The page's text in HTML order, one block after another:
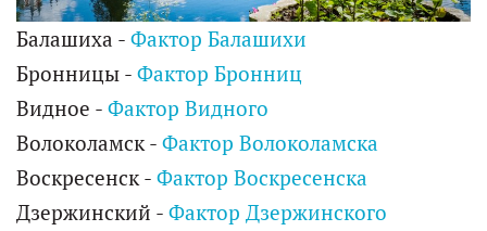
Балашиха - Фактор Балашихи
Бронницы - Фактор Бронниц
Видное - Фактор Видного
Волоколамск - Фактор Волоколамска
Воскресенск - Фактор Воскресенска
Дзержинский - Фактор Дзержинского